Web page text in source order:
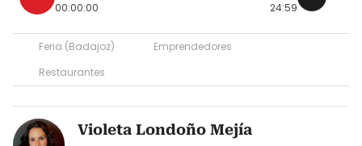
00:00:00 24:59
Feria (Badajoz)
Emprendedores
Restaurantes
Violeta Londoño Mejía